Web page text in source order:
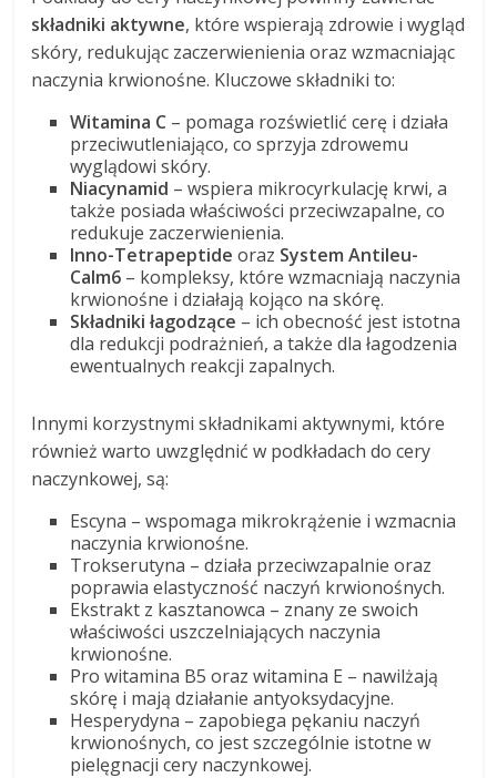
składniki aktywne, które wspierają zdrowie i wygląd
skóry, redukując zaczerwienienia oraz wzmacniając
naczynia krwionośne. Kluczowe składniki to:
Witamina C – pomaga rozświetlić cerę i działa
przeciwutleniająco, co sprzyja zdrowemu
wyglądowi skóry.
Niacynamid – wspiera mikrocyrkulację krwi, a
także posiada właściwości przeciwzapalne, co
redukuje zaczerwienienia.
Inno-Tetrapeptide oraz System Antileu-
Calm6 – kompleksy, które wzmacniają naczynia
krwionośne i działają kojąco na skórę.
Składniki łagodzące – ich obecność jest istotna
dla redukcji podrażnień, a także dla łagodzenia
ewentualnych reakcji zapalnych.
Innymi korzystnymi składnikami aktywnymi, które
również warto uwzględnić w podkładach do cery
naczynkowej, są:
Escyna – wspomaga mikrokrążenie i wzmacnia
naczynia krwionośne.
Trokserutyna – działa przeciwzapalnie oraz
poprawia elastyczność naczyń krwionośnych.
Ekstrakt z kasztanowca – znany ze swoich
właściwości uszczelniających naczynia
krwionośne.
Pro witamina B5 oraz witamina E – nawilżają
skórę i mają działanie antyoksydacyjne.
Hesperydyna – zapobiega pękaniu naczyń
krwionośnych, co jest szczególnie istotne w
pielęgnacji cery naczynkowej.